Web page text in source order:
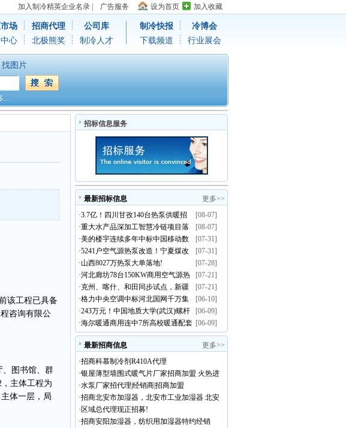
加入制冷精英企业名录| 广告服务 设为首页 加入收藏
场 招商代理
公司库
心 北极熊奖 制冷人才
制冷快报
冷博会
下载频道
行业展会
找图片
…
该工程已具备
咨询有限公
图书馆、群
主体工程为
体一层，局
招标信息服务
最新招标信息
更多>>
·3.7亿！四川甘孜140台热泵供暖招
标
[08-07]
·重大水产品深加工智慧冷链项目落
地温岭
[08-07]
·美的楼宇连续多年中标中国移动数
据中心温控集采订单
[07-31]
·5241户空气源热泵改造！宁夏煤改
电清洁取暖示范项目招标启动
[07-31]
·山西8027万热泵大单落地!
[07-28]
·河北廊坊78台150KW商用空气源热
泵招标
[07-21]
·克州、喀什、和田同步试点，新疆
煤改电工程采购意向空气源热泵设
备需求
[07-21]
·格力中央空调中标河北国网千万集
采大单
[06-10]
·243万元！中国地质大学(武汉)螺杆
式风冷热泵机组公开招标
[06-09]
·海尔暖通商用连中7所高校暖通配套
项目
[06-09]
最新招商信息
更多>>
·招商科慕制冷剂R410A代理
·银屋薄型墙围式暖气片厂家招商加盟 火热进
行中
·水泵厂家招代理|经销商|招商加盟
·招商北安市加湿器，北安市工业加湿器 北安
市澳普瑞加湿器代理
· 区域总代理现正招募!
·招商安阳加湿器，纺织用加湿器特约经销